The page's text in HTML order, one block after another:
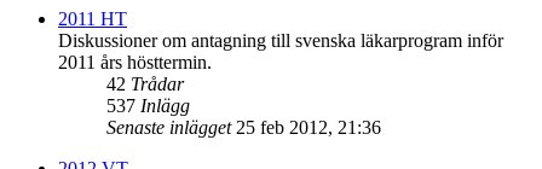
2011 HT
Diskussioner om antagning till svenska läkarprogram inför
2011 års hösttermin.
42 Trådar
537 Inlägg
Senaste inlägget 25 feb 2012, 21:36